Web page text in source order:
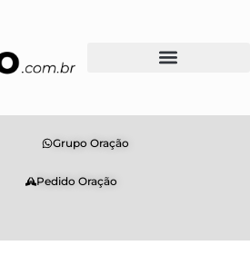
Grupo Oração
Pedido Oração